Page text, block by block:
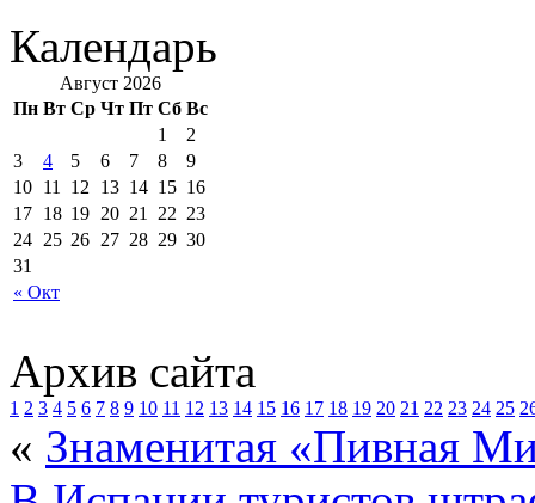
Календарь
Август 2026
Пн Вт Ср Чт Пт Сб Вс
« Окт
1
2
3
4 5 6 7 8
9
10 11 12 13 14 15 16
17 18 19 20 21 22 23
24 25 26 27 28 29 30
31
Архив сайта
1 2 3 4 5 6 7 8 9 10 11 12 13 14 15 16 17 18 19 20 21 22 23 24 25
« Знаменитая «Пивная